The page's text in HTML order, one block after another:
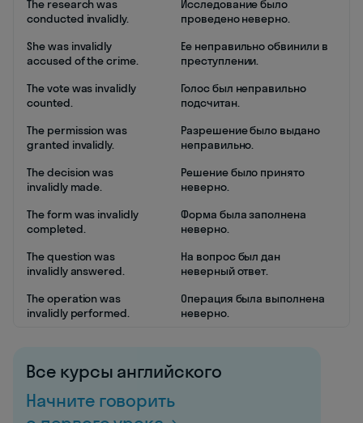
The research was
conducted invalidly.
Исследование было
проведено неверно.
She was invalidly
accused of the crime.
Ее неправильно обвинили в
преступлении.
The vote was invalidly
counted.
Голос был неправильно
подсчитан.
The permission was
granted invalidly.
Разрешение было выдано
неправильно.
The decision was
invalidly made.
Решение было принято
неверно.
The form was invalidly
completed.
Форма была заполнена
неверно.
The question was
invalidly answered.
На вопрос был дан
неверный ответ.
The operation was
invalidly performed.
Операция была выполнена
неверно.
Все курсы английского
Начните говорить